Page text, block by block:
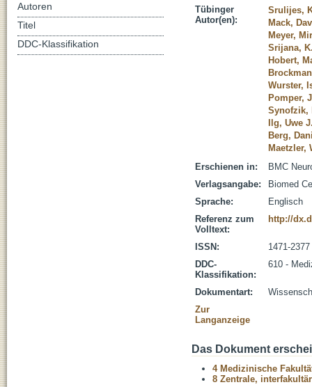
Tübinger
Autor(en):
Srulijes,
Mack,
Meyer,
Srijana,
Hobert,
Wurster,
Pomper,
Synofzik,
Ilg, Uwe
Berg,
Maetzler,
Erschienen in:
BMC
Verlagsangabe:
Biomed
Sprache:
Englisch
Referenz zum
Volltext:
http://
ISSN:
1471-2377
DDC-
Klassifikation:
610 -
Dokumentart:
Zur
Langanzeige
Das Dokument
4 Medizinische
8 Zentrale,
Autoren
Titel
DDC-Klassifikation